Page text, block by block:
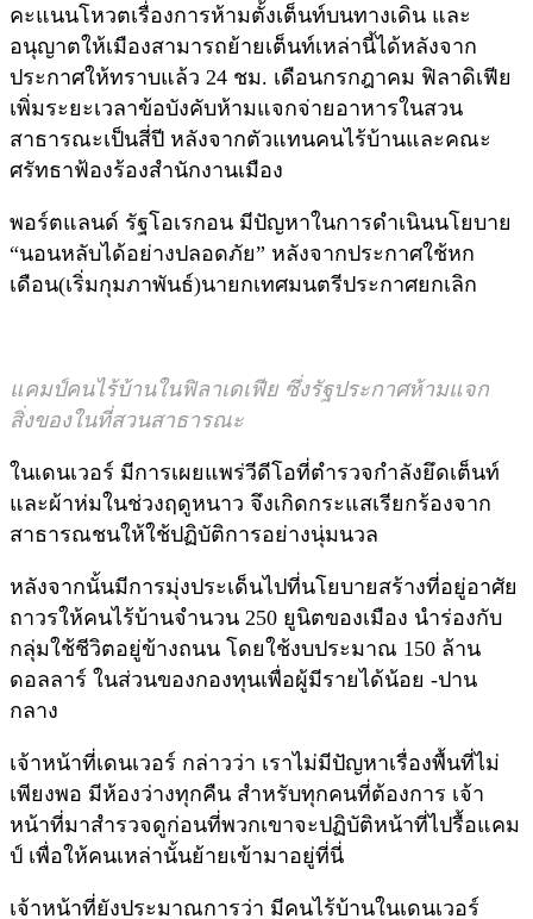
คะแนนโหวตเรื่องการห้ามตั้งเต็นท์บนทางเดิน และ
อนุญาตให้เมืองสามารถย้ายเต็นท์เหล่านี้ได้หลังจาก
ประกาศให้ทราบแล้ว 24 ชม. เดือนกรกฎาคม ฟิลาดิเฟีย
เพิ่มระยะเวลาข้อบังคับห้ามแจกจ่ายอาหารในสวน
สาธารณะเป็นสี่ปี หลังจากตัวแทนคนไร้บ้านและคณะ
ศรัทธาฟ้องร้องสำนักงานเมือง
พอร์ตแลนด์ รัฐโอเรกอน มีปัญหาในการดำเนินนโยบาย
“นอนหลับได้อย่างปลอดภัย” หลังจากประกาศใช้หก
เดือน(เริ่มกุมภาพันธ์)นายกเทศมนตรีประกาศยกเลิก
แคมป์คนไร้บ้านในฟิลาเดเฟีย ซึ่งรัฐประกาศห้ามแจก
สิ่งของในที่สวนสาธารณะ
ในเดนเวอร์ มีการเผยแพร่วีดีโอที่ตำรวจกำลังยึดเต็นท์
และผ้าห่มในช่วงฤดูหนาว จึงเกิดกระแสเรียกร้องจาก
สาธารณชนให้ใช้ปฏิบัติการอย่างนุ่มนวล
หลังจากนั้นมีการมุ่งประเด็นไปที่นโยบายสร้างที่อยู่อาศัย
ถาวรให้คนไร้บ้านจำนวน 250 ยูนิตของเมือง นำร่องกับ
กลุ่มใช้ชีวิตอยู่ข้างถนน โดยใช้งบประมาณ 150 ล้าน
ดอลลาร์ ในส่วนของกองทุนเพื่อผู้มีรายได้น้อย -ปาน
กลาง
เจ้าหน้าที่เดนเวอร์ กล่าวว่า เราไม่มีปัญหาเรื่องพื้นที่ไม่
เพียงพอ มีห้องว่างทุกคืน สำหรับทุกคนที่ต้องการ เจ้า
หน้าที่มาสำรวจดูก่อนที่พวกเขาจะปฏิบัติหน้าที่ไปรื้อแคม
ป์ เพื่อให้คนเหล่านั้นย้ายเข้ามาอยู่ที่นี่
เจ้าหน้าที่ยังประมาณการว่า มีคนไร้บ้านในเดนเวอร์